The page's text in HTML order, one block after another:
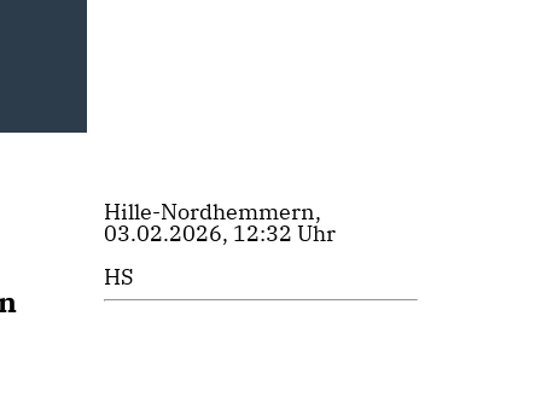
Hille-Nordhemmern,
03.02.2026, 12:32 Uhr
HS